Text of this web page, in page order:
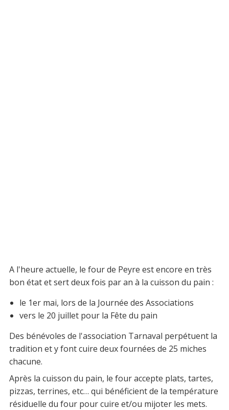
A l'heure actuelle, le four de Peyre est encore en très
bon état et sert deux fois par an à la cuisson du pain :
le 1er mai, lors de la Journée des Associations
vers le 20 juillet pour la Fête du pain
Des bénévoles de l'association Tarnaval perpétuent la
tradition et y font cuire deux fournées de 25 miches
chacune.
Après la cuisson du pain, le four accepte plats, tartes,
pizzas, terrines, etc… qui bénéficient de la température
résiduelle du four pour cuire et/ou mijoter les mets.